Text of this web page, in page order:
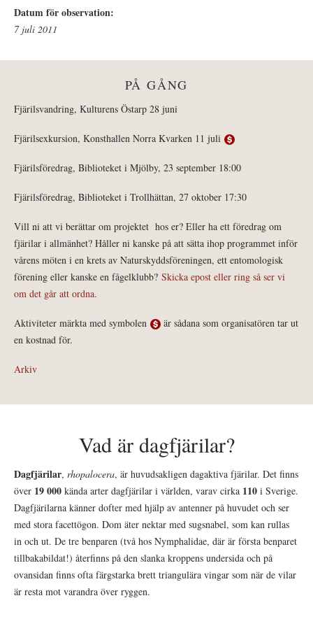
Datum för observation:
7 juli 2011
PÅ GÅNG
Fjärilsvandring, Kulturens Östarp 28 juni
Fjärilsexkursion, Konsthallen Norra Kvarken 11 juli
Fjärilsföredrag, Biblioteket i Mjölby, 23 september 18:00
Fjärilsföredrag, Biblioteket i Trollhättan, 27 oktober 17:30
Vill ni att vi berättar om projektet hos er? Eller ha ett föredrag om
fjärilar i allmänhet? Håller ni kanske på att sätta ihop programmet inför
vårens möten i en krets av Naturskyddsföreningen, ett entomologisk
förening eller kanske en fågelklubb? Skicka epost eller ring så ser vi
om det går att ordna.
Aktiviteter märkta med symbolen
är sådana som organisatören tar ut
en kostnad för.
Arkiv
Vad är dagfjärilar?
Dagfjärilar, rhopalocera, är huvudsakligen dagaktiva fjärilar. Det finns
över 19 000 kända arter dagfjärilar i världen, varav cirka 110 i Sverige.
Dagfjärilarna känner dofter med hjälp av antenner på huvudet och ser
med stora facettögon. Dom äter nektar med sugsnabel, som kan rullas
in och ut. De tre benparen (två hos Nymphalidae, där är första benparet
tillbakabildat!) återfinns på den slanka kroppens undersida och på
ovansidan finns ofta färgstarka brett triangulära vingar som när de vilar
är resta mot varandra över ryggen.